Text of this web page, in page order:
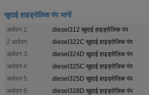
खुदाई हाइड्रोलिक पंप भागों
आवेदन 1:
diesel312 खुदाई हाइड्रोलिक पंप
2 आवेदन:
diesel322C खुदाई हाइड्रोलिक पंप
आवेदन 3:
diesel324D खुदाई हाइड्रोलिक पंप
आवेदन 4:
diesel325C खुदाई हाइड्रोलिक पंप
आवेदन 5:
diesel325D खुदाई हाइड्रोलिक पंप
आवेदन 6:
diesel328D खुदाई हाइड्रोलिक पंप